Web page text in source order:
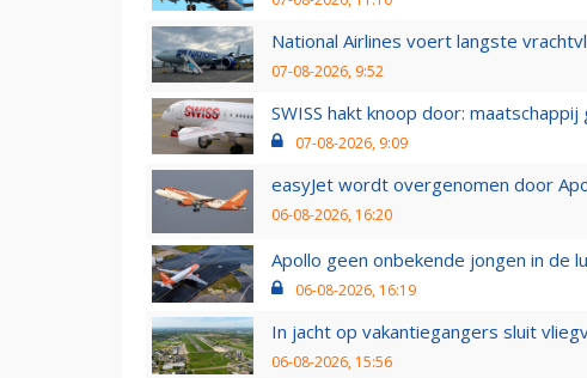
National Airlines voert langste
07-08-2026, 9:52
SWISS hakt knoop door:
07-08-2026, 9:09
easyJet wordt overgenomen door
06-08-2026, 16:20
Apollo geen onbekende jongen in de
06-08-2026, 16:19
In jacht op vakantiegangers sluit
06-08-2026, 15:56